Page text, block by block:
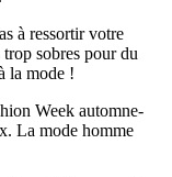
à ressortir votre
sobres pour du
la mode !
Week automne-
La mode homme